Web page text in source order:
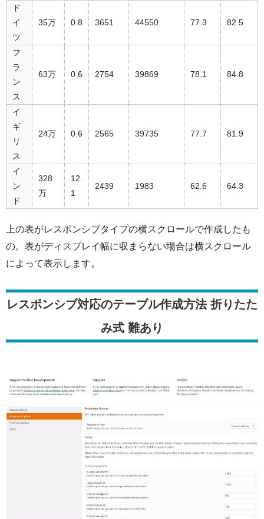
ド
イ
ツ
35万 0.8 3651 44550 77.3 82.5
フ
ラ
ン
ス
63万 0.6 2754 39869 78.1 84.8
イ
ギ
リ
ス
24万 0.6 2565 39735 77.7 81.9
イ
ン
ド
328
万
12.
1
2439 1983 62.6 64.3
上の表がレスポンシブタイプの横スクロールで作成したも
の。表がディスプレイ幅に収まらない場合は横スクロール
によって表示します。
レスポンシブ対応のテーブル作成方法 折りたた
み式 難あり